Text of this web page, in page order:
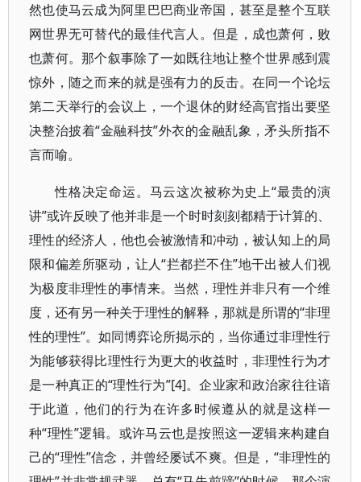
然也使马云成为阿里巴巴商业帝国，甚至是整个互联
网世界无可替代的最佳代言人。但是，成也萧何，败
也萧何。那个叙事除了一如既往地让整个世界感到震
惊外，随之而来的就是强有力的反击。在同一个论坛
第二天举行的会议上，一个退休的财经高官指出要坚
决整治披着“金融科技”外衣的金融乱象，矛头所指不
言而喻。
性格决定命运。马云这次被称为史上“最贵的演
讲”或许反映了他并非是一个时时刻刻都精于计算的、
理性的经济人，他也会被激情和冲动，被认知上的局
限和偏差所驱动，让人“拦都拦不住”地干出被人们视
为极度非理性的事情来。当然，理性并非只有一个维
度，还有另一种关于理性的解释，那就是所谓的“非理
性的理性”。如同博弈论所揭示的，当你通过非理性行
为能够获得比理性行为更大的收益时，非理性行为才
是一种真正的“理性行为”[4]。企业家和政治家往往谙
于此道，他们的行为在许多时候遵从的就是这样一
种“理性”逻辑。或许马云也是按照这一逻辑来构建自
己的“理性”信念，并曾经屡试不爽。但是，“非理性的